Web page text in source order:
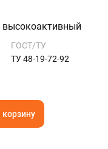
ГОСТ/ТУ
ТУ 48-19-72-92
корзину